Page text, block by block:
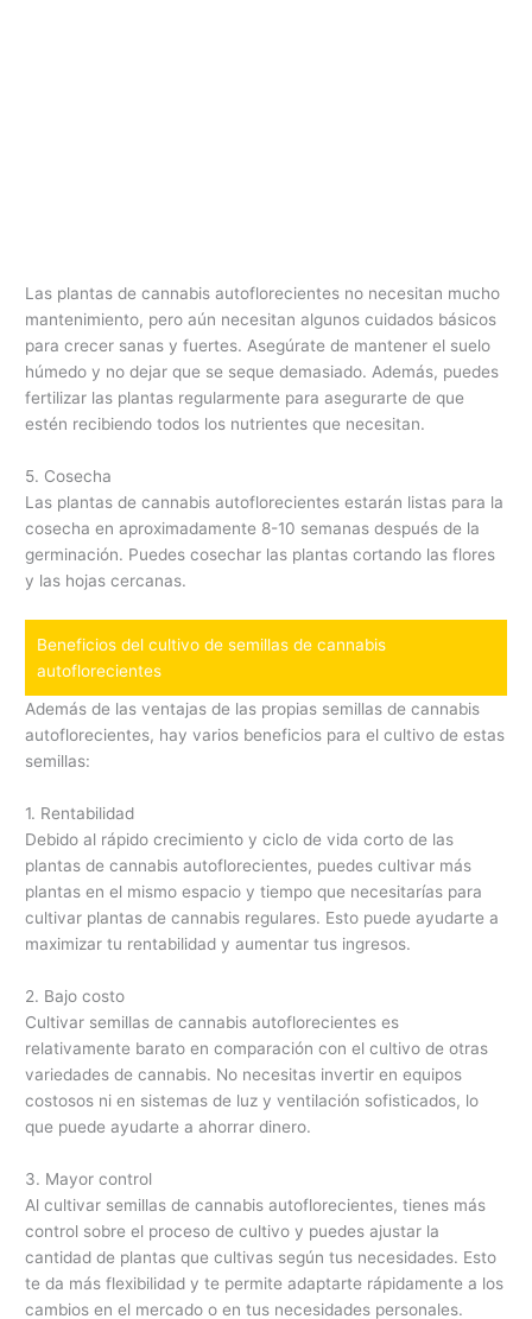
Las plantas de cannabis autoflorecientes no necesitan mucho
mantenimiento, pero aún necesitan algunos cuidados básicos
para crecer sanas y fuertes. Asegúrate de mantener el suelo
húmedo y no dejar que se seque demasiado. Además, puedes
fertilizar las plantas regularmente para asegurarte de que
estén recibiendo todos los nutrientes que necesitan.
5. Cosecha
Las plantas de cannabis autoflorecientes estarán listas para la
cosecha en aproximadamente 8-10 semanas después de la
germinación. Puedes cosechar las plantas cortando las flores
y las hojas cercanas.
Beneficios del cultivo de semillas de cannabis
autoflorecientes
Además de las ventajas de las propias semillas de cannabis
autoflorecientes, hay varios beneficios para el cultivo de estas
semillas:
1. Rentabilidad
Debido al rápido crecimiento y ciclo de vida corto de las
plantas de cannabis autoflorecientes, puedes cultivar más
plantas en el mismo espacio y tiempo que necesitarías para
cultivar plantas de cannabis regulares. Esto puede ayudarte a
maximizar tu rentabilidad y aumentar tus ingresos.
2. Bajo costo
Cultivar semillas de cannabis autoflorecientes es
relativamente barato en comparación con el cultivo de otras
variedades de cannabis. No necesitas invertir en equipos
costosos ni en sistemas de luz y ventilación sofisticados, lo
que puede ayudarte a ahorrar dinero.
3. Mayor control
Al cultivar semillas de cannabis autoflorecientes, tienes más
control sobre el proceso de cultivo y puedes ajustar la
cantidad de plantas que cultivas según tus necesidades. Esto
te da más flexibilidad y te permite adaptarte rápidamente a los
cambios en el mercado o en tus necesidades personales.